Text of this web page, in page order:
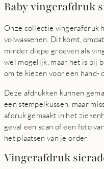
Baby vingerafdruk
Onze collectie vingerafdruk
volwassenen. Dit komt,
minder diepe groeven als
wel mogelijk, maar het is bij
om te kiezen voor een hand-
Deze afdrukken kunnen
een stempelkussen, maar
afdruk gemaakt in het
geval een scan of een foto
het plaatsen van je order.
Vingerafdruk